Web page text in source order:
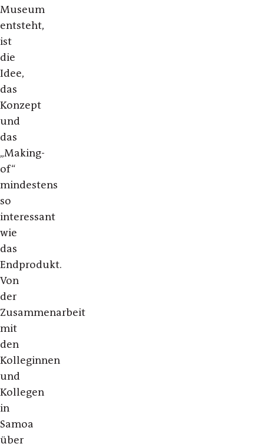
Museum
entsteht,
ist
die
Idee,
das
Konzept
und
das
„Making-
of“
mindestens
so
interessant
wie
das
Endprodukt.
Von
der
Zusammenarbeit
mit
den
Kolleginnen
und
Kollegen
in
Samoa
über